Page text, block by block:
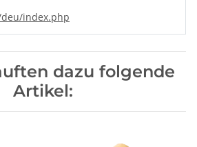
index.php
dazu folgende
Artikel: